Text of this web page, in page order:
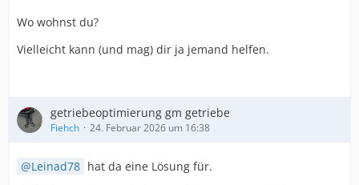
Wo wohnst du?
Vielleicht kann (und mag) dir ja jemand helfen.
getriebeoptimierung gm getriebe
Fiehch 24. Februar 2026 um 16:38
Leinad78 hat da eine Lösung für.